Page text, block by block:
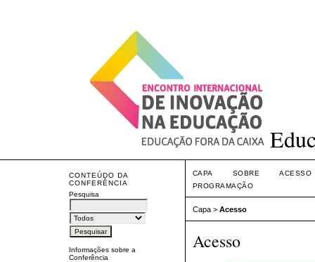
CONTEÚDO DA
CONFERÊNCIA
Pesquisa
Informações sobre a
Conferência
CAPA SOBRE
ACESSO
PROGRAMAÇÃO
Capa> Acesso
Acesso